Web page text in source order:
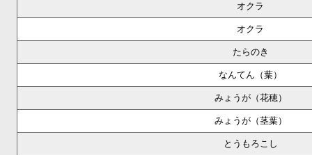
オクラ
オクラ
たらのき
なんてん（葉）
みょうが（花穂）
みょうが（茎葉）
とうもろこし